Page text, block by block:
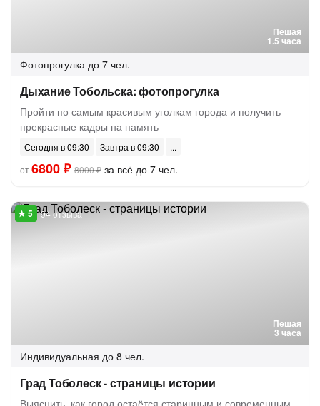
Пешая
1.5 часа
Фотопрогулка до 7 чел.
Дыхание Тобольска: фотопрогулка
Пройти по самым красивым уголкам города и получить
прекрасные кадры на память
Сегодня в 09:30
Завтра в 09:30
от6800 ₽ 8000 ₽ за всё до 7 чел.
Пешая
3 часа
94 отзыва
Индивидуальная до 8 чел.
Град Тоболеск - страницы истории
Выяснить, как город остаётся старинным и современным